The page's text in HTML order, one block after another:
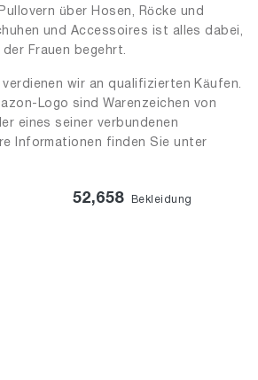
über Hosen, Röcke und
und Accessoires ist alles dabei,
Frauen begehrt.
wir an qualifizierten Käufen.
Logo sind Warenzeichen von
eines seiner verbundenen
Informationen finden Sie unter
52,658 Bekleidung